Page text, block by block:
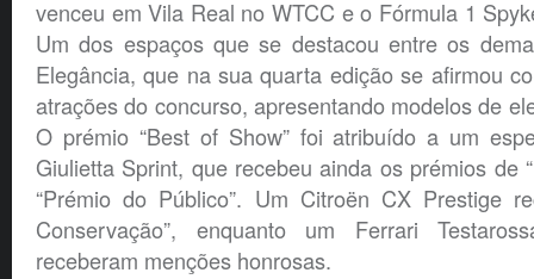
venceu em Vila Real no WTCC e o Fórmula 1
Um dos espaços que se destacou entre os
Elegância, que na sua quarta edição se afirmou
atrações do concurso, apresentando modelos de
O prémio “Best of Show” foi atribuído a um
Giulietta Sprint, que recebeu ainda os prémios de
“Prémio do Público”. Um Citroën CX Prestige
Conservação”, enquanto um Ferrari
receberam menções honrosas.